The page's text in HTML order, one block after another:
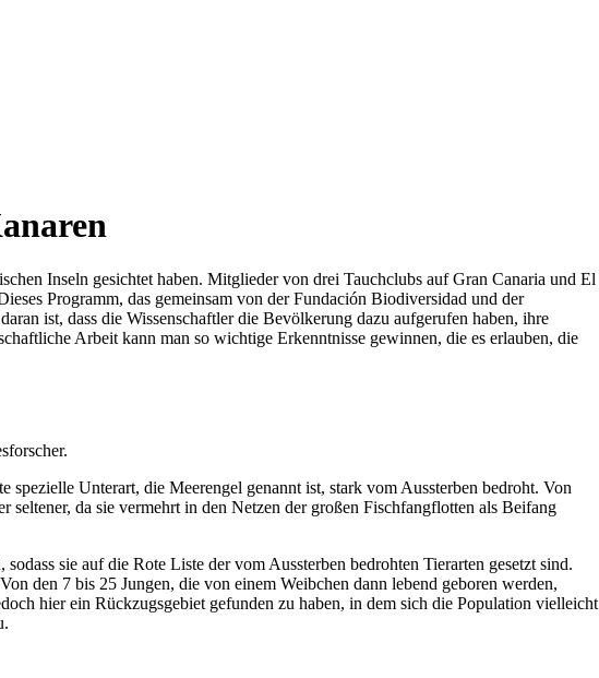
Inseln gesichtet haben. Mitglieder von drei Tauchclubs auf Gran Canaria und El
Programm, das gemeinsam von der Fundación Biodiversidad und der
ist, dass die Wissenschaftler die Bevölkerung dazu aufgerufen haben, ihre
Arbeit kann man so wichtige Erkenntnisse gewinnen, die es erlauben, die
Unterart, die Meerengel genannt ist, stark vom Aussterben bedroht. Von
da sie vermehrt in den Netzen der großen Fischfangflotten als Beifang
sie auf die Rote Liste der vom Aussterben bedrohten Tierarten gesetzt sind.
den 7 bis 25 Jungen, die von einem Weibchen dann lebend geboren werden,
hier ein Rückzugsgebiet gefunden zu haben, in dem sich die Population vielleicht